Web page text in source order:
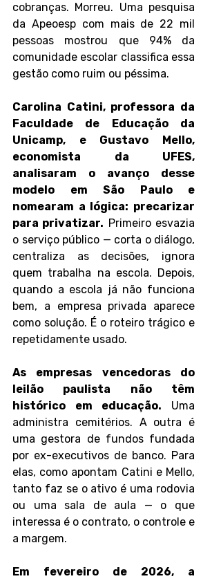
cobranças. Morreu. Uma pesquisa
da Apeoesp com mais de 22 mil
pessoas mostrou que 94% da
comunidade escolar classifica essa
gestão como ruim ou péssima.
Carolina Catini, professora da
Faculdade de Educação da
Unicamp, e Gustavo Mello,
economista da UFES,
analisaram o avanço desse
modelo em São Paulo e
nomearam a lógica: precarizar
para privatizar. Primeiro esvazia
o serviço público — corta o diálogo,
centraliza as decisões, ignora
quem trabalha na escola. Depois,
quando a escola já não funciona
bem, a empresa privada aparece
como solução. É o roteiro trágico e
repetidamente usado.
As empresas vencedoras do
leilão paulista não têm
histórico em educação. Uma
administra cemitérios. A outra é
uma gestora de fundos fundada
por ex-executivos de banco. Para
elas, como apontam Catini e Mello,
tanto faz se o ativo é uma rodovia
ou uma sala de aula — o que
interessa é o contrato, o controle e
a margem.
Em fevereiro de 2026, a